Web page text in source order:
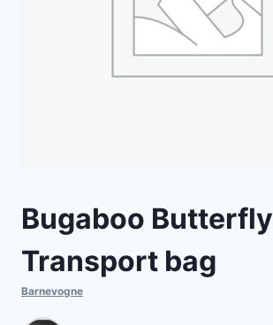
Bugaboo Butterfly
Transport bag
Barnevogne